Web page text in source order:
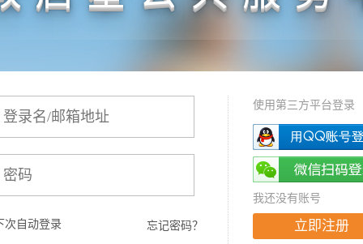
次自动登录 忘记密码？
使用第三方平台登录
我还没有账号
立即注册